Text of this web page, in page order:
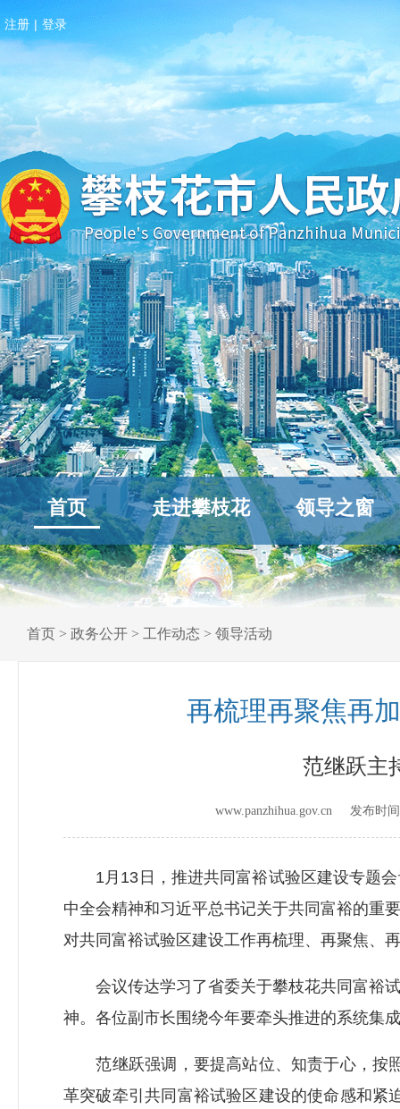
注册 | 登录
首页 走进攀枝花 领导之窗
首页 > 政务公开 > 工作动态 > 领导活动
再梳理再聚焦再
范继跃主
www.panzhihua.gov.cn 发布时
1月13日，推进共同富裕试验区建设专题会
中全会精神和习近平总书记关于共同富裕的重
对共同富裕试验区建设工作再梳理、再聚焦、
会议传达学习了省委关于攀枝花共同富裕试
神。各位副市长围绕今年要牵头推进的系统集
范继跃强调，要提高站位、知责于心，按照
革突破牵引共同富裕试验区建设的使命感和紧